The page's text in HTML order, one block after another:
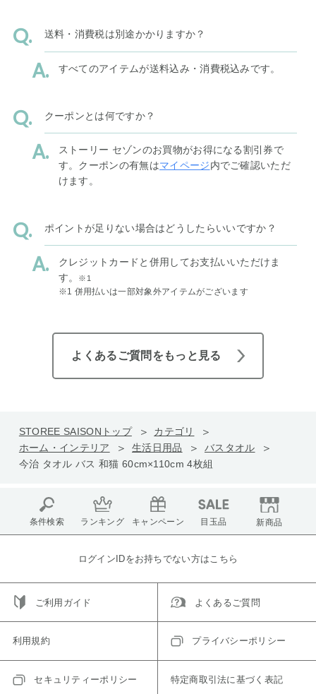
送料・消費税は別途かかりますか？
すべてのアイテムが送料込み・消費税込みです。
クーポンとは何ですか？
ストーリー セゾンのお買物がお得になる割引券で
す。クーポンの有無はマイページ内でご確認いただ
けます。
ポイントが足りない場合はどうしたらいいですか？
クレジットカードと併用してお支払いいただけま
す。
※1
※1 併用払いは一部対象外アイテムがございます
よくあるご質問をもっと見る
STOREE SAISONトップ
カテゴリ
ホーム・インテリア
生活日用品
バスタオル
今治 タオル バス 和猫 60cm×110cm 4枚組
条件検索 ランキング キャンペーン 目玉品 新商品
ログインIDをお持ちでない方はこちら
ご利用ガイド よくあるご質問
利用規約 プライバシーポリシー
セキュリティーポリシー 特定商取引法に基づく表記